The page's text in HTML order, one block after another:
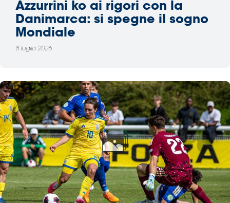
Azzurrini ko ai rigori con la
Danimarca: si spegne il sogno
Mondiale
8 luglio 2026